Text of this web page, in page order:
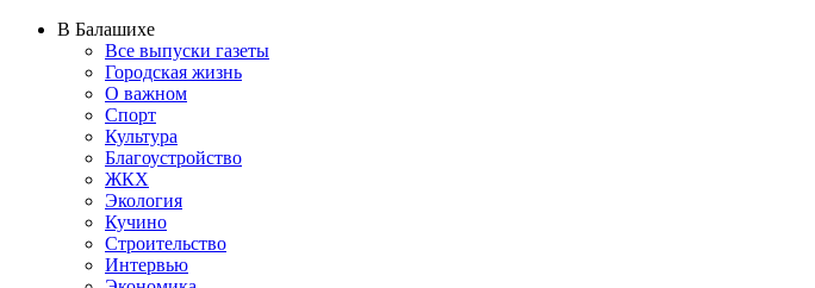
В Балашихе
Все выпуски газеты
Городская жизнь
О важном
Спорт
Культура
Благоустройство
ЖКХ
Экология
Кучино
Строительство
Интервью